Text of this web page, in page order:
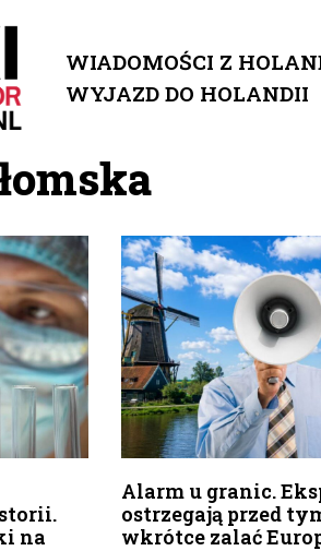
WIADOMOŚCI Z
WYJAZD DO HOLANDII
na
Alarm u granic.
ostrzegają przed
wkrótce zalać